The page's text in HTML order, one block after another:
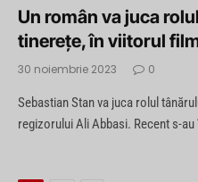
Un român va juca
tinerețe, în viitorul
30 noiembrie 2023 0
Sebastian Stan va juca rolul
regizorului Ali Abbasi. Recent s-